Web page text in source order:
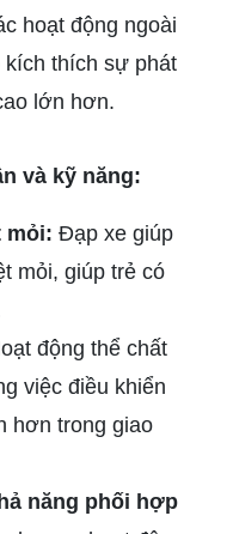
hoạt động ngoài
kích thích sự phát
lớn hơn.
và kỹ năng:
mỏi: Đạp xe giúp
mỏi, giúp trẻ có
động thể chất
việc điều khiển
hơn trong giao
năng phối hợp